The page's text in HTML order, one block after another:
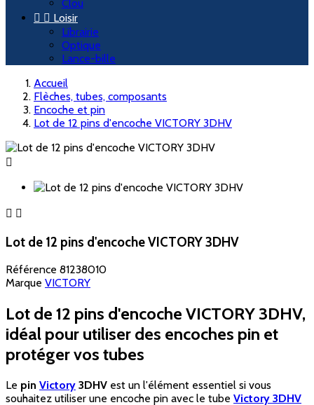
Clou
  Loisir
Librairie
Optique
Lance-bille
Accueil
Flèches, tubes, composants
Encoche et pin
Lot de 12 pins d'encoche VICTORY 3DHV

 
Lot de 12 pins d'encoche VICTORY 3DHV
Référence 81238010
Marque VICTORY
Lot de 12 pins d'encoche VICTORY 3DHV,
idéal pour utiliser des encoches pin et
protéger vos tubes
Le pin Victory 3DHV est un l'élément essentiel si vous
souhaitez utiliser une encoche pin avec le tube Victory 3DHV